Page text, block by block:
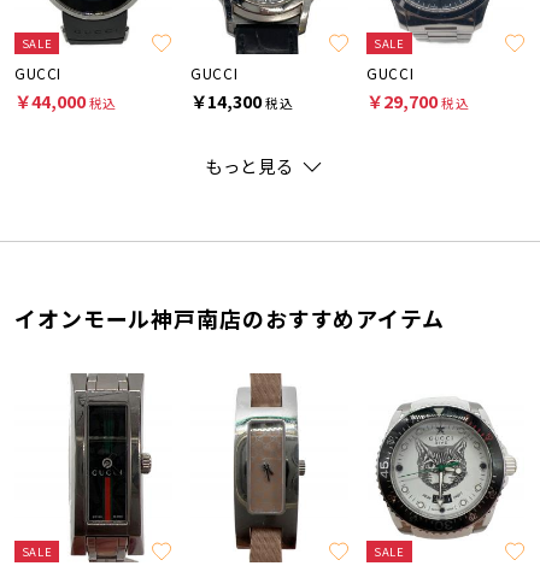
SALE
GUCCI
￥44,000税込
GUCCI
￥14,300税込
SALE
GUCCI
￥29,700税込
もっと見る
イオンモール神戸南店のおすすめアイテム
SALE SALE